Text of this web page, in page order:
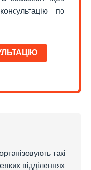
по
такі
відділеннях